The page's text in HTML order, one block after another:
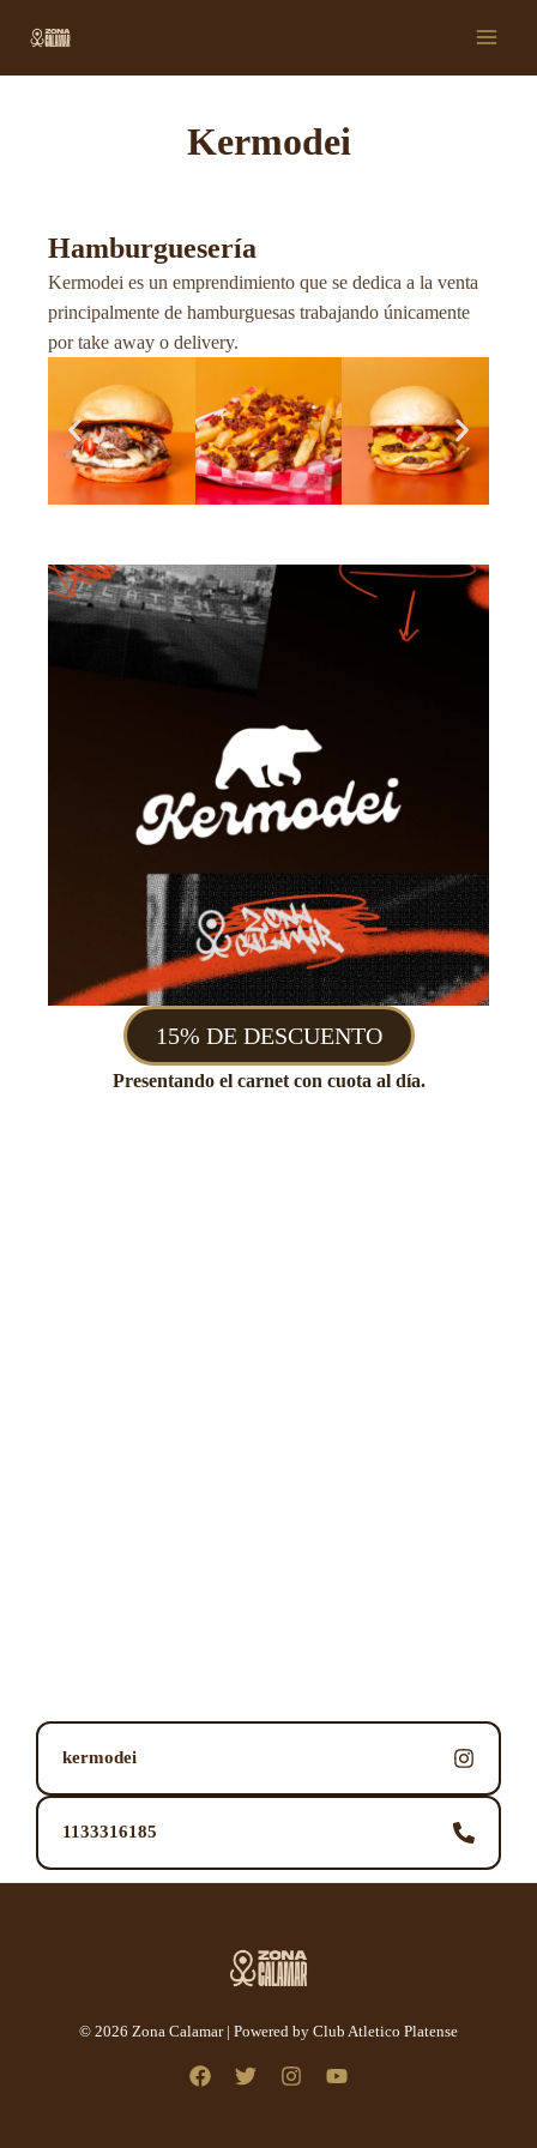
contenido
Main
Kermodei
Hamburguesería
Kermodei es un emprendimiento que se dedica a la venta
principalmente de hamburguesas trabajando únicamente
por take away o delivery.
15% DE DESCUENTO
Presentando el carnet con cuota al día.
kermodei
1133316185
© 2026 Zona Calamar | Powered by Club Atletico Platense